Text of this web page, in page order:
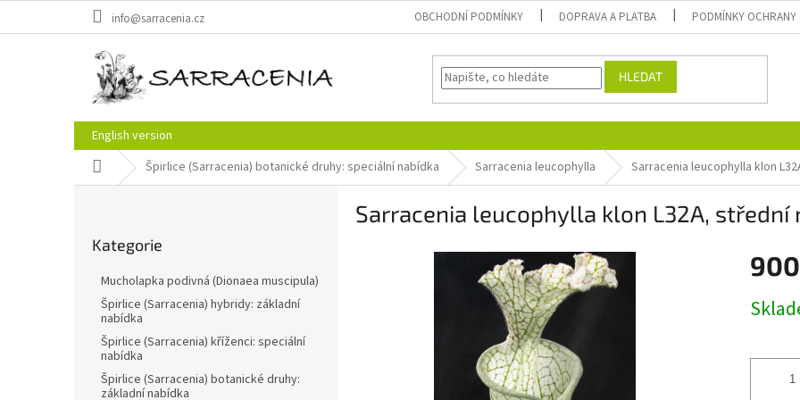
info@sarracenia.cz OBCHODNÍ PODMÍNKY DOPRAVA A PLATBA PODMÍNKY OCHRANY
HLEDAT
English version
Domů Špirlice (Sarracenia) botanické druhy: speciální nabídka Sarracenia leucophylla Sarracenia leucophylla klon
kategorie
Kategorie
Mucholapka podivná (Dionaea muscipula)
Špirlice (Sarracenia) hybridy: základní
nabídka
Špirlice (Sarracenia) kříženci: speciální
nabídka
Špirlice (Sarracenia) botanické druhy:
základní nabídka
Sarracenia leucophylla klon L32A, střední
cena: